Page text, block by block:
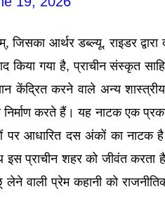
आर्थर डब्ल्यू. राइडर द्वारा
गया है, प्राचीन संस्कृत
केंद्रित करने वाले अन्य
निर्माण करते हैं। यह नाटक एक
पर आधारित दस अंकों का नाटक
इस प्राचीन शहर को जीवंत
वाली प्रेम कहानी को